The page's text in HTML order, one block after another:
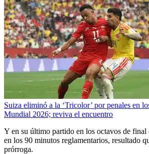
Suiza eliminó a la ‘Tricolor’ por penales en
Mundial 2026; reviva el encuentro
Y en su último partido en los octavos de final
en los 90 minutos reglamentarios, resultado
prórroga.